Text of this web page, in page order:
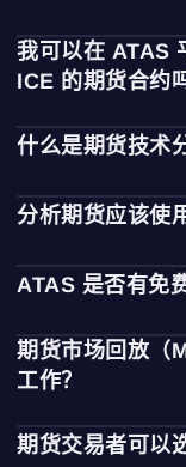
最有效的方法是结合
析。
这种组合有助于发现
我可以在 ATAS
ICE 的期货合约
Group、Eurex、ICE
行交易。它是如何工
什么是期货技术
线、通道、VWAP、
订单流(Delta、CVD
信息来构建交易假设。
分析期货应该使
成交量分析工具：市
Trades 等。
ATAS 是否有免
是的，我们提供 14
择的套餐内的所有工
需要连接受支持的数
期货市场回放（
工作？
与智能 DOM 数据。
期货交易者可以